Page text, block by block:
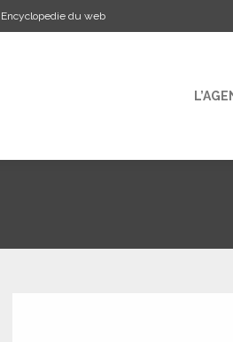
Encyclopedie du web